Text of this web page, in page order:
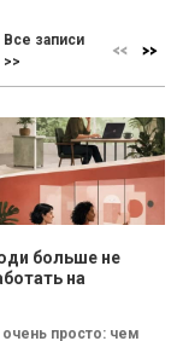
Все записи
>>
больше не
на
просто: чем